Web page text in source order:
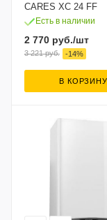
CARES XC 24 FF
Есть в наличии
2 770 руб./шт
3 221руб. -14%
В КОРЗИНУ